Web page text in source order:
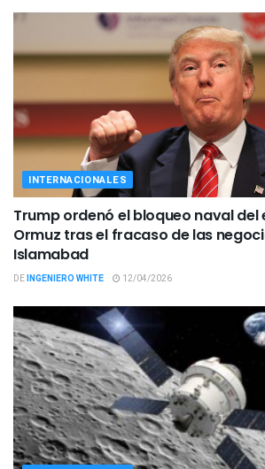
INTERNACIONALES
Trump ordenó el bloqueo naval del
Ormuz tras el fracaso de las
Islamabad
DEINGENIERO WHITE 12/04/2026